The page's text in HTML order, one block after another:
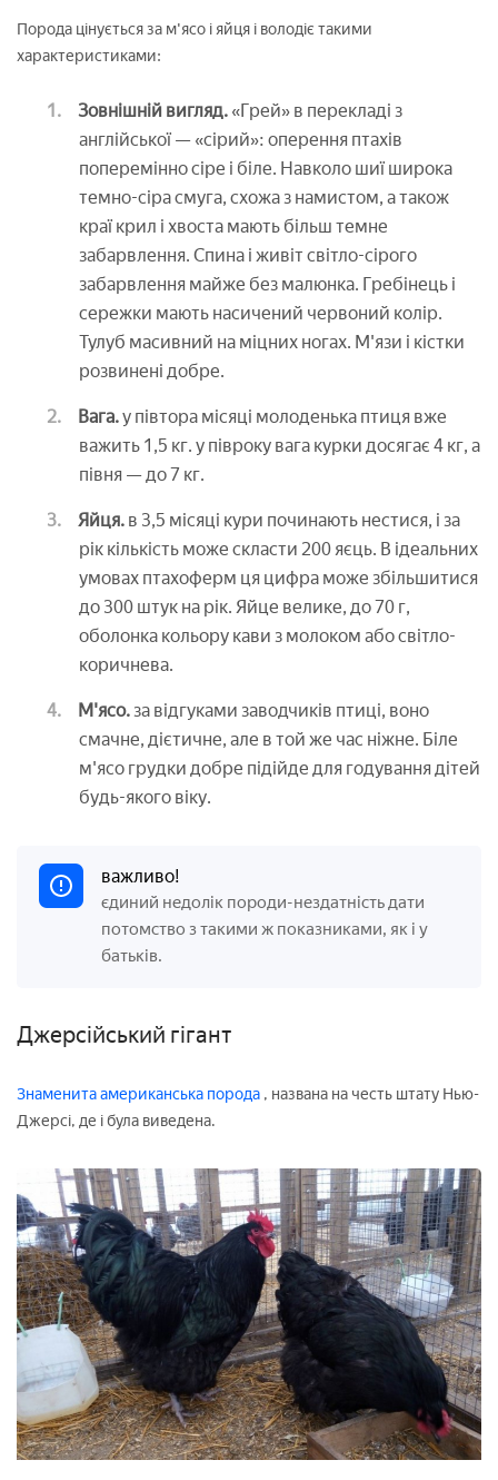
Порода цінується за м'ясо і яйця і володіє такими
характеристиками:
Зовнішній вигляд. «Грей» в перекладі з
англійської — «сірий»: оперення птахів
поперемінно сіре і біле. Навколо шиї широка
темно-сіра смуга, схожа з намистом, а також
краї крил і хвоста мають більш темне
забарвлення. Спина і живіт світло-сірого
забарвлення майже без малюнка. Гребінець і
сережки мають насичений червоний колір.
Тулуб масивний на міцних ногах. М'язи і кістки
розвинені добре.
Вага.у півтора місяці молоденька птиця вже
важить 1,5 кг. у півроку вага курки досягає 4 кг, а
півня — до 7 кг.
Яйця. в 3,5 місяці кури починають нестися, і за
рік кількість може скласти 200 яєць. В ідеальних
умовах птахоферм ця цифра може збільшитися
до 300 штук на рік. Яйце велике, до 70 г,
оболонка кольору кави з молоком або світло-
коричнева.
М'ясо.за відгуками заводчиків птиці, воно
смачне, дієтичне, але в той же час ніжне. Біле
м'ясо грудки добре підійде для годування дітей
будь-якого віку.
важливо!
єдиний недолік породи-нездатність дати
потомство з такими ж показниками, як і у
батьків.
Джерсійський гігант
Знаменита американська порода , названа на честь штату Нью-
Джерсі, де і була виведена.